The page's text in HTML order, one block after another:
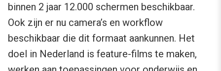
binnen 2 jaar 12.000 schermen beschikbaar.
Ook zijn er nu camera’s en workflow
beschikbaar die dit formaat aankunnen. Het
doel in Nederland is feature-films te maken,